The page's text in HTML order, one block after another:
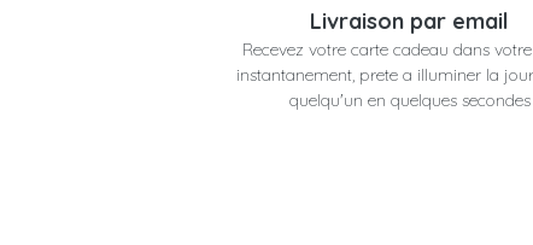
Livraison par email
Recevez votre carte cadeau dans
instantanement, prete a illuminer la
quelqu'un en quelques secondes